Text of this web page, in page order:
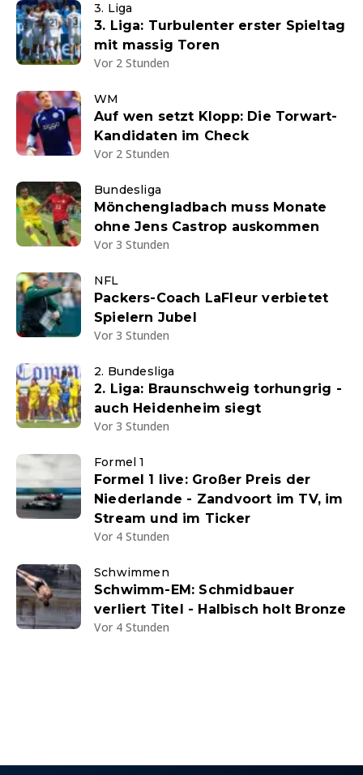
3. Liga
3. Liga: Turbulenter erster Spieltag
mit massig Toren
Vor 2 Stunden
WM
Auf wen setzt Klopp: Die Torwart-
Kandidaten im Check
Vor 2 Stunden
Bundesliga
Mönchengladbach muss Monate
ohne Jens Castrop auskommen
Vor 3 Stunden
NFL
Packers-Coach LaFleur verbietet
Spielern Jubel
Vor 3 Stunden
2. Bundesliga
2. Liga: Braunschweig torhungrig -
auch Heidenheim siegt
Vor 3 Stunden
Formel 1
Formel 1 live: Großer Preis der
Niederlande - Zandvoort im TV, im
Stream und im Ticker
Vor 4 Stunden
Schwimmen
Schwimm-EM: Schmidbauer
verliert Titel - Halbisch holt Bronze
Vor 4 Stunden